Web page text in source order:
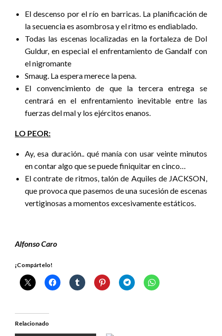
El descenso por el río en barricas. La planificación de
la secuencia es asombrosa y el ritmo es endiablado.
Todas las escenas localizadas en la fortaleza de Dol
Guldur, en especial el enfrentamiento de Gandalf con
el nigromante
Smaug. La espera merece la pena.
El convencimiento de que la tercera entrega se
centrará en el enfrentamiento inevitable entre las
fuerzas del mal y los ejércitos enanos.
LO PEOR:
Ay, esa duración.. qué manía con usar veinte minutos
en contar algo que se puede finiquitar en cinco…
El contrate de ritmos, talón de Aquiles de JACKSON,
que provoca que pasemos de una sucesión de escenas
vertiginosas a momentos excesivamente estáticos.
Alfonso Caro
¡Compártelo!
Relacionado